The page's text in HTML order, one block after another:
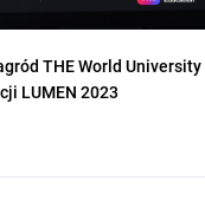
THE World
LUMEN 2023